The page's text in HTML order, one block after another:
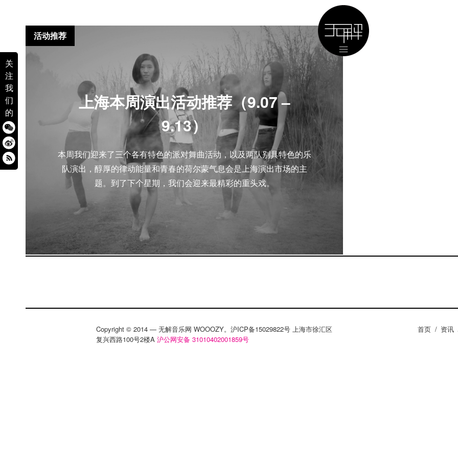
关
注
我
们
的
上海本周演出活动推荐（9.07 –
9.13）
本周我们迎来了三个各有特色的派对舞曲活动，以及两队别具特色的乐
队演出，醇厚的律动能量和青春的荷尔蒙气息会是上海演出市场的主
题。到了下个星期，我们会迎来最精彩的重头戏。
活动推荐
Copyright © 2014 — 无解音乐网 WOOOZY。沪ICP备15029822号 上海市徐汇区
复兴西路100号2楼A 沪公网安备 31010402001859号
首页 / 资讯